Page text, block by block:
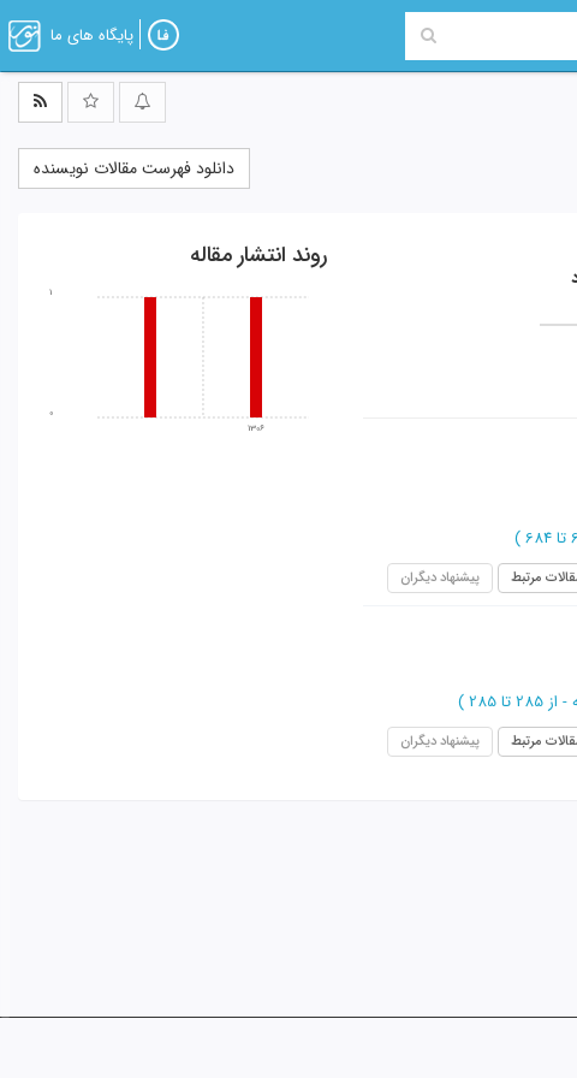
پایگاه های ما
دانلود فهرست مقالات نویسنده
)
مرتبط پیشنهاد دیگران
از 285 تا 285 )
مرتبط پیشنهاد دیگران
روند انتشار مقاله
1306
0
1